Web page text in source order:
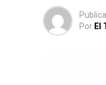
Por El